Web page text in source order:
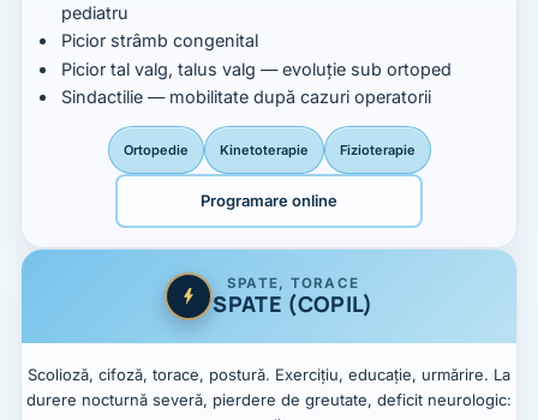
pediatru
Picior strâmb congenital
Picior tal valg, talus valg — evoluție sub ortoped
Sindactilie — mobilitate după cazuri operatorii
Ortopedie Kinetoterapie Fizioterapie
Programare online
SPATE, TORACE
SPATE (COPIL)
Scolioză, cifoză, torace, postură. Exercițiu, educație, urmărire. La
durere nocturnă severă, pierdere de greutate, deficit neurologic: